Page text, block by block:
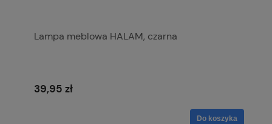
Lampa meblowa HALAM, czarna
39,95 zł
Do koszyka